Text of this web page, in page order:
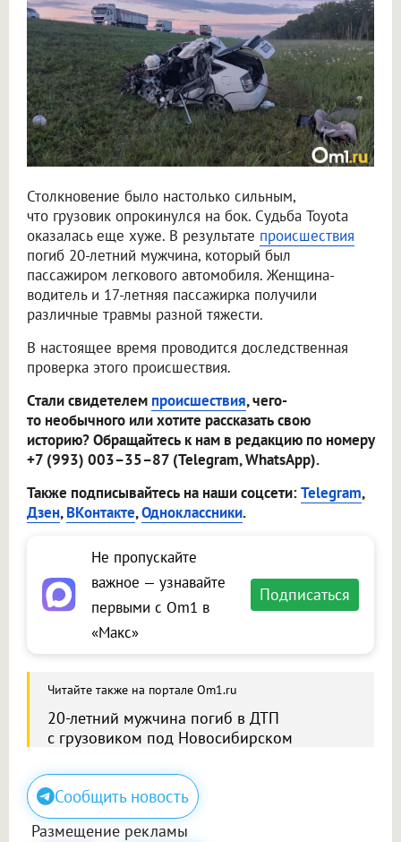
Столкновение было настолько сильным,
что грузовик опрокинулся на бок. Судьба Toyota
оказалась еще хуже. В результате происшествия
погиб 20-летний мужчина, который был
пассажиром легкового автомобиля. Женщина-
водитель и 17-летняя пассажирка получили
различные травмы разной тяжести.
В настоящее время проводится доследственная
проверка этого происшествия.
Стали свидетелем происшествия, чего-
то необычного или хотите рассказать свою
историю? Обращайтесь к нам в редакцию по номеру
+7 (993) 003–35–87 (Telegram, WhatsApp).
Также подписывайтесь на наши соцсети:Telegram,
Дзен,ВКонтакте,Одноклассники.
Не пропускайте
важное — узнавайте
первыми с Om1 в
«Макс»
Подписаться
Читайте также на портале Om1.ru
20-летний мужчина погиб в ДТП
с грузовиком под Новосибирском
Сообщить новость
Размещение рекламы